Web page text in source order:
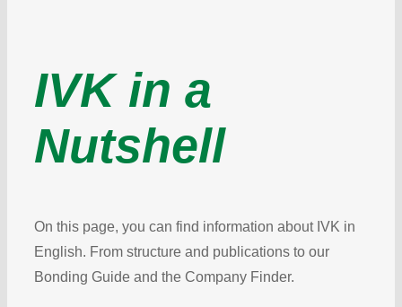
IVK in a
Nutshell
On this page, you can find information about IVK in
English. From structure and publications to our
Bonding Guide and the Company Finder.